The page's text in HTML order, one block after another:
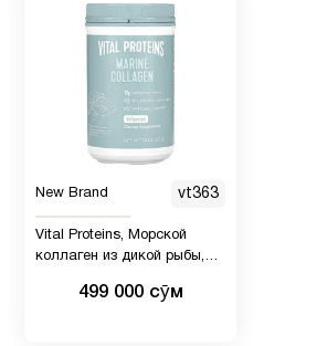
New Brand vt363
Vital Proteins, Морской
коллаген из дикой рыбы,
499 000 сӯм